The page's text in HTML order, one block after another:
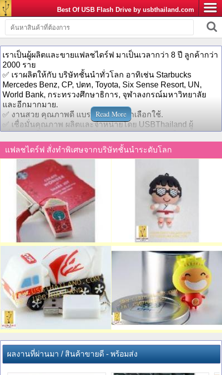
Best Of USB Flash Drive by usbthailand.com
เราเป็นผู้ผลิตและขายแฟลชไดร์ฟ มาเป็นเวลากว่า 8 ปี ลูกค้ากว่า
2000 ราย
✅ เราผลิตให้กับ บริษัทชั้นนำทั่วโลก อาทิเช่น Starbucks
Mercedes Benz, CP, ปตท, Toyota, Six Sense Resort, UN,
World Bank, กระทรวงศึกษาธิการ, จุฬาลงกรณ์มหาวิทยาลัย
และอีกมากมาย.
✅ งานสวย คุณภาพดี แบรนด์ระดับโลกเลือกใช้.
✅ เชื่อมั่นคุณภาพ ผลิตและจำหน่ายโดย USBThailand ผู้
เชี่ยวชาญในการผลิตแฟลชไดร์ฟ ยอดขายอันดับ 1 ใน
ประเทศไทย.
✅ แฟลชไดรฟ์ของ สตาร์บัค STARBUCKS ผลิตโดย
USBThailand!!!
✅ เรารับผลิตแฟลชไดร์ฟทุกขนาด ทุกความจุ ทุกไซส์ ตั้งแต่ 4gb,
8gb, 16gb, 32gb, 64gb ขึ้นไป พร้อมรับประกัน 5 ปี.
✅ มีบริการ สกรีนโลโก้ลงบนแฟลชไดร์ฟ
Read More
แฟลชไดร์ฟ สั่งทำพิเศษจากบริษัทชั้นนำระดับโลก
ผลงานที่ผ่านมา / สินค้าขายดี - พร้อมส่ง